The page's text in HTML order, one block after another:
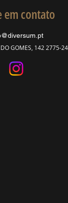
em contato
GOMES, 142 2775-